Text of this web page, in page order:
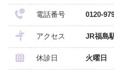
電話番号 0120-
アクセス JR福島
休診日 火曜日